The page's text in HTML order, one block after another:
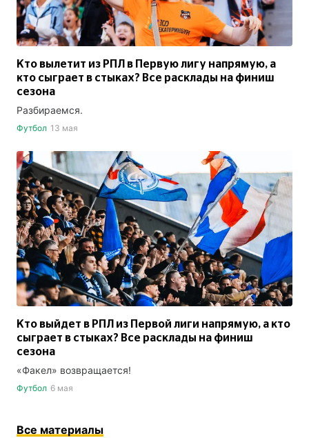
Кто вылетит из РПЛ в Первую лигу напрямую, а
кто сыграет в стыках? Все расклады на финиш
сезона
Разбираемся.
Футбол 13 мая
Кто выйдет в РПЛ из Первой лиги напрямую, а кто
сыграет в стыках? Все расклады на финиш
сезона
«Факел» возвращается!
Футбол 6 мая
Все материалы